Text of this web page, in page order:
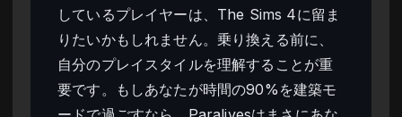
しているプレイヤーは、The Sims 4に留ま
りたいかもしれません。乗り換える前に、
自分のプレイスタイルを理解することが重
要です。もしあなたが時間の90%を建築モ